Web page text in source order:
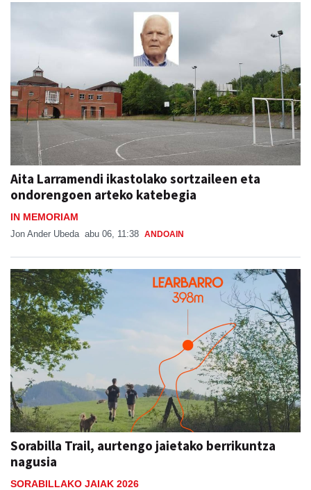
Aita Larramendi ikastolako sortzaileen eta
ondorengoen arteko katebegia
IN MEMORIAM
Jon Ander Ubeda abu 06, 11:38 ANDOAIN
Sorabilla Trail, aurtengo jaietako berrikuntza
nagusia
SORABILLAKO JAIAK 2026